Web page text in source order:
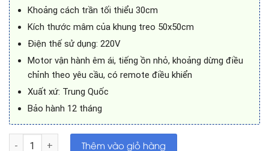
Khoảng cách trần tối thiểu 30cm
Kích thước mâm của khung treo 50x50cm
Điện thế sử dụng: 220V
Motor vận hành êm ái, tiếng ồn nhỏ, khoảng dừng điều
chỉnh theo yêu cầu, có remote điều khiển
Xuất xứ: Trung Quốc
Bảo hành 12 tháng
Khung treo máy chiếu điện âm trần 150cm số lượng
Thêm vào giỏ hàng